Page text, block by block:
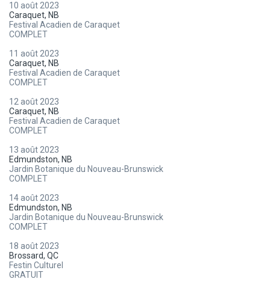
10 août 2023
Caraquet, NB
Festival Acadien de Caraquet
COMPLET
11 août 2023
Caraquet, NB
Festival Acadien de Caraquet
COMPLET
12 août 2023
Caraquet, NB
Festival Acadien de Caraquet
COMPLET
13 août 2023
Edmundston, NB
Jardin Botanique du Nouveau-Brunswick
COMPLET
14 août 2023
Edmundston, NB
Jardin Botanique du Nouveau-Brunswick
COMPLET
18 août 2023
Brossard, QC
Festin Culturel
GRATUIT